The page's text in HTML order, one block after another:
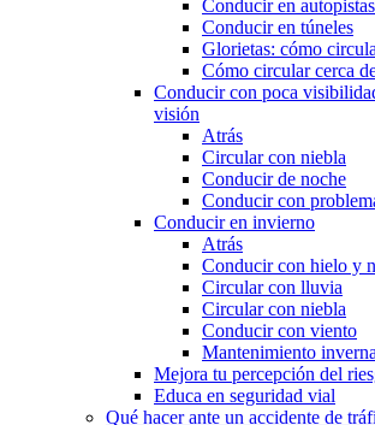
Conducir en
Conducir en túneles
Glorietas: cómo
Cómo circular cerca
Conducir con poca
visión
Atrás
Circular con niebla
Conducir de noche
Conducir con
Conducir en invierno
Atrás
Conducir con hielo y
Circular con lluvia
Circular con niebla
Conducir con viento
Mantenimiento
Mejora tu percepción del
Educa en seguridad vial
Qué hacer ante un accidente de